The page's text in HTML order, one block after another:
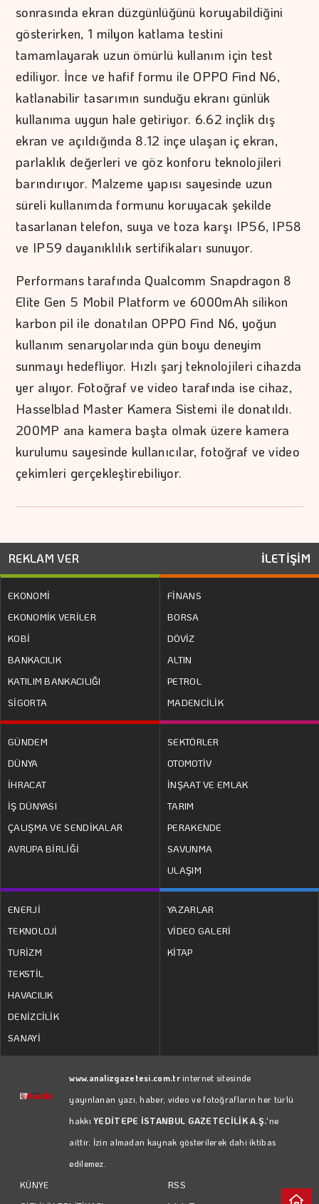
sonrasında ekran düzgünlüğünü koruyabildiğini
gösterirken, 1 milyon katlama testini
tamamlayarak uzun ömürlü kullanım için test
ediliyor. İnce ve hafif formu ile OPPO Find N6,
katlanabilir tasarımın sunduğu ekranı günlük
kullanıma uygun hale getiriyor. 6.62 inçlik dış
ekran ve açıldığında 8.12 inçe ulaşan iç ekran,
parlaklık değerleri ve göz konforu teknolojileri
barındırıyor. Malzeme yapısı sayesinde uzun
süreli kullanımda formunu koruyacak şekilde
tasarlanan telefon, suya ve toza karşı IP56, IP58
ve IP59 dayanıklılık sertifikaları sunuyor.
Performans tarafında Qualcomm Snapdragon 8
Elite Gen 5 Mobil Platform ve 6000mAh silikon
karbon pil ile donatılan OPPO Find N6, yoğun
kullanım senaryolarında gün boyu deneyim
sunmayı hedefliyor. Hızlı şarj teknolojileri cihazda
yer alıyor. Fotoğraf ve video tarafında ise cihaz,
Hasselblad Master Kamera Sistemi ile donatıldı.
200MP ana kamera başta olmak üzere kamera
kurulumu sayesinde kullanıcılar, fotoğraf ve video
çekimleri gerçekleştirebiliyor.
REKLAM VER İLETİŞİM
EKONOMİ
EKONOMİK VERİLER
KOBİ
BANKACILIK
KATILIM BANKACILIĞI
SİGORTA
FİNANS
BORSA
DÖVİZ
ALTIN
PETROL
MADENCİLİK
GÜNDEM
DÜNYA
İHRACAT
İŞ DÜNYASI
ÇALIŞMA VE SENDİKALAR
AVRUPA BİRLİĞİ
SEKTÖRLER
OTOMOTİV
İNŞAAT VE EMLAK
TARIM
PERAKENDE
SAVUNMA
ULAŞIM
ENERJİ
TEKNOLOJİ
TURİZM
TEKSTİL
HAVACILIK
DENİZCİLİK
SANAYİ
YAZARLAR
VİDEO GALERİ
KİTAP
www.analizgazetesi.com.trinternet sitesinde
yayınlanan yazı, haber, video ve fotoğrafların her türlü
hakkıYEDİTEPE İSTANBUL GAZETECİLİK A.Ş.'ne
aittir. İzin almadan kaynak gösterilerek dahi iktibas
edilemez.
KÜNYE
RSS